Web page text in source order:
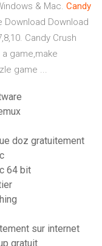
& Mac. Candy
Download Download
Candy Crush
a game,make
game ...
doz gratuitement
64 bit
sur internet
gratuit